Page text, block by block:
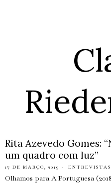
Rita Azevedo Gomes:
um quadro com luz”
17 DE MARÇO, 2019 ENTREVISTAS
Olhamos para A Portuguesa